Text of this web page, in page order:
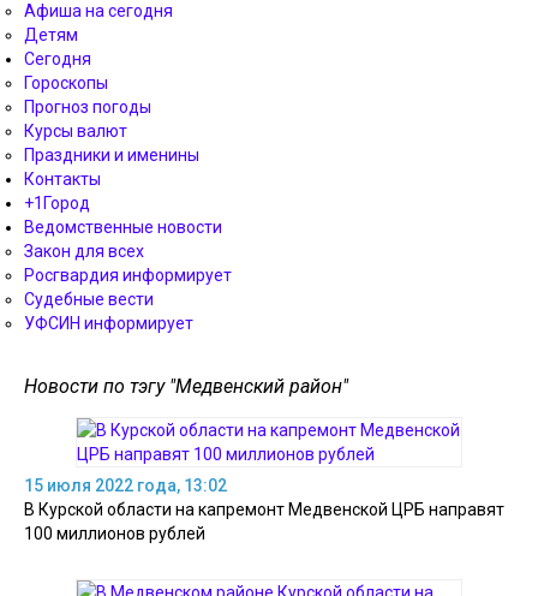
Афиша на сегодня
Детям
Сегодня
Гороскопы
Прогноз погоды
Курсы валют
Праздники и именины
Контакты
+1Город
Ведомственные новости
Закон для всех
Росгвардия информирует
Судебные вести
УФСИН информирует
Новости по тэгу "Медвенский район"
15 июля 2022 года, 13:02
В Курской области на капремонт Медвенской ЦРБ направят
100 миллионов рублей